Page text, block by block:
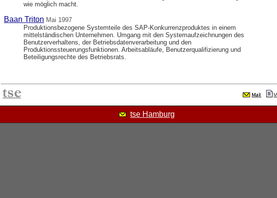
wie möglich macht.
Baan Triton Mai 1997
Produktionsbezogene Systemteile des SAP-Konkurrenzproduktes in einem
mittelständischen Unternehmen. Umgang mit den Systemaufzeichnungen des
Benutzerverhaltens, der Betriebsdatenverarbeitung und den
Produktionssteuerungsfunktionen. Arbeitsabläufe, Benutzerqualifizierung und
Beteiligungsrechte des Betriebsrats.
tse Hamburg